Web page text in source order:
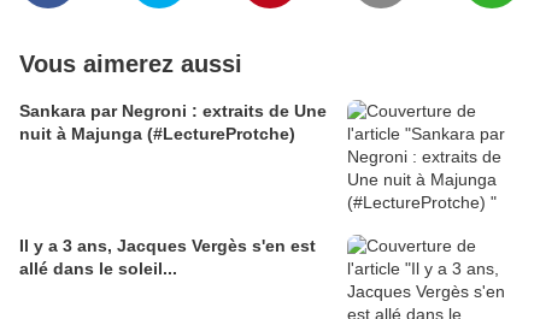
Vous aimerez aussi
Sankara par Negroni : extraits de Une
nuit à Majunga (#LectureProtche)
Il y a 3 ans, Jacques Vergès s'en est
allé dans le soleil...